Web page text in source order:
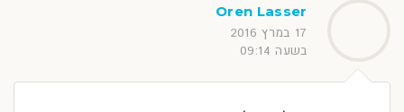
Oren Lasser
17 במרץ 2016
בשעה 09:14